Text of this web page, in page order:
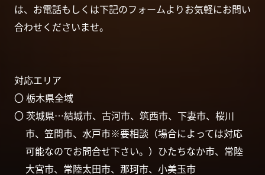
は、お電話もしくは下記のフォームよりお気軽にお問い
合わせくださいませ。
対応エリア
〇 栃木県全域
〇 茨城県…結城市、古河市、筑西市、下妻市、桜川
市、笠間市、水戸市※要相談（場合によっては対応
可能なのでお問合せ下さい。）ひたちなか市、常陸
大宮市、常陸太田市、那珂市、小美玉市